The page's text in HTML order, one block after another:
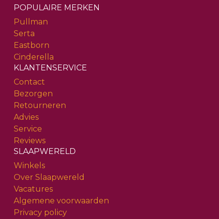
POPULAIRE MERKEN
Pullman
Serta
Eastborn
Cinderella
KLANTENSERVICE
Contact
Bezorgen
Retourneren
Advies
Service
Reviews
SLAAPWERELD
Winkels
Over Slaapwereld
Vacatures
Algemene voorwaarden
Privacy policy